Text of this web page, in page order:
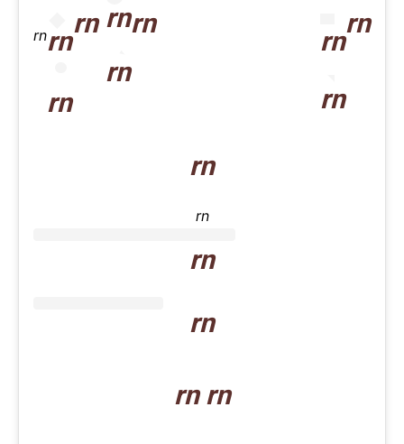
rnrn
rn
rn rn
rn
rn
rn
rn
rn
rn
rn
rn
rn
rn rn